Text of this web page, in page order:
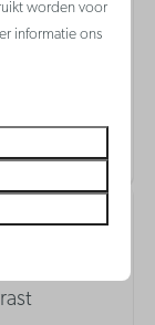
november 2025
worden voor
informatie ons